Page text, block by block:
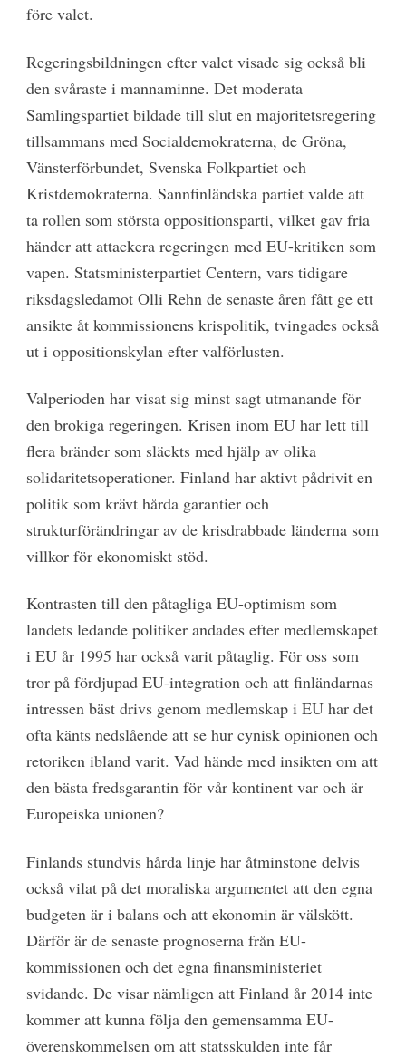
före valet.
Regeringsbildningen efter valet visade sig också bli
den svåraste i mannaminne. Det moderata
Samlingspartiet bildade till slut en majoritetsregering
tillsammans med Socialdemokraterna, de Gröna,
Vänsterförbundet, Svenska Folkpartiet och
Kristdemokraterna. Sannfinländska partiet valde att
ta rollen som största oppositionsparti, vilket gav fria
händer att attackera regeringen med EU-kritiken som
vapen. Statsministerpartiet Centern, vars tidigare
riksdagsledamot Olli Rehn de senaste åren fått ge ett
ansikte åt kommissionens krispolitik, tvingades också
ut i oppositionskylan efter valförlusten.
Valperioden har visat sig minst sagt utmanande för
den brokiga regeringen. Krisen inom EU har lett till
flera bränder som släckts med hjälp av olika
solidaritetsoperationer. Finland har aktivt pådrivit en
politik som krävt hårda garantier och
strukturförändringar av de krisdrabbade länderna som
villkor för ekonomiskt stöd.
Kontrasten till den påtagliga EU-optimism som
landets ledande politiker andades efter medlemskapet
i EU år 1995 har också varit påtaglig. För oss som
tror på fördjupad EU-integration och att finländarnas
intressen bäst drivs genom medlemskap i EU har det
ofta känts nedslående att se hur cynisk opinionen och
retoriken ibland varit. Vad hände med insikten om att
den bästa fredsgarantin för vår kontinent var och är
Europeiska unionen?
Finlands stundvis hårda linje har åtminstone delvis
också vilat på det moraliska argumentet att den egna
budgeten är i balans och att ekonomin är välskött.
Därför är de senaste prognoserna från EU-
kommissionen och det egna finansministeriet
svidande. De visar nämligen att Finland år 2014 inte
kommer att kunna följa den gemensamma EU-
överenskommelsen om att statsskulden inte får